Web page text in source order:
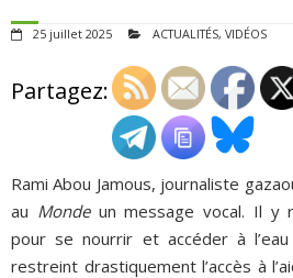
QUI SOMMES-NOUS ?
ADHÉSIONS, DONS, CONTACT
25 juillet 2025 ACTUALITÉS, VIDÉOS
Partagez:
Rami Abou Jamous, journaliste
au Mondeun message vocal. Il y
pour se nourrir et accéder à l’eau
restreint drastiquement l’accès à